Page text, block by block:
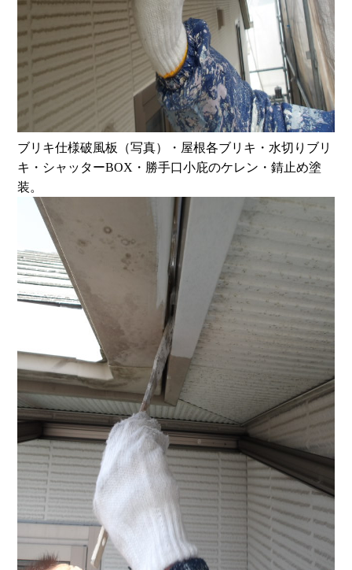
ブリキ仕様破風板（写真）・屋根各ブリキ・水切りブリ
キ・シャッターBOX・勝手口小庇のケレン・錆止め塗
装。